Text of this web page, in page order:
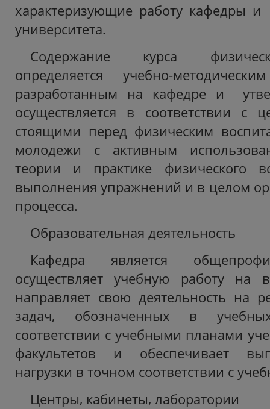
характеризующие работу кафедры
университета.
Содержание курса
определяется учебно-
разработанным на кафедре и
осуществляется в соответствии с
стоящими перед физическим
молодежи с активным
теории и практике физического
выполнения упражнений и в целом
процесса.
Образовательная деятельность
Кафедра является
осуществляет учебную работу на
направляет свою деятельность на
задач, обозначенных в
соответствии с учебными планами
факультетов и обеспечивает
нагрузки в точном соответствии с
Центры, кабинеты, лаборатории